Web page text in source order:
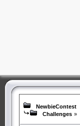
NewbieContest
Challenges »